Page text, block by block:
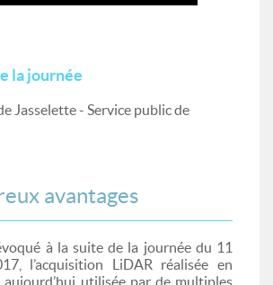
la journée
Jasselette - Service public de
avantages
à la suite de la journée du 11
l’acquisition LiDAR réalisée en
utilisée par de multiples